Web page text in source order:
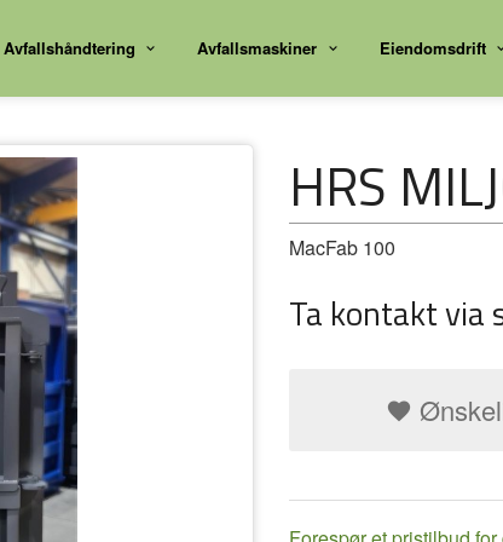
Avfallshåndtering Avfallsmaskiner Eiendomsdrift
HRS
MacFab 100
Ta kontakt via